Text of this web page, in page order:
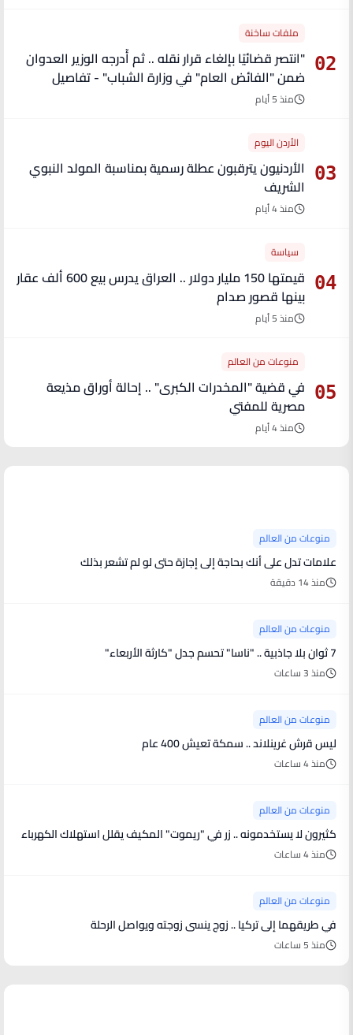
02
ملفات ساخنة
"انتصر قضائيًا بإلغاء قرار نقله .. ثم أُدرجه الوزير العدوان
ضمن "الفائض العام" في وزارة الشباب" - تفاصيل
منذ 5 أيام
03
الأردن اليوم
الأردنيون يترقبون عطلة رسمية بمناسبة المولد النبوي
الشريف
منذ 4 أيام
04
سياسة
قيمتها 150 مليار دولار .. العراق يدرس بيع 600 ألف عقار
بينها قصور صدام
منذ 5 أيام
05
منوعات من العالم
في قضية "المخدرات الكبرى" .. إحالة أوراق مذيعة
مصرية للمفتي
منذ 4 أيام
منوعات من العالم
علامات تدل على أنك بحاجة إلى إجازة حتى لو لم تشعر بذلك
منذ 14 دقيقة
منوعات من العالم
7 ثوان بلا جاذبية .. "ناسا" تحسم جدل "كارثة الأربعاء"
منذ 3 ساعات
منوعات من العالم
ليس قرش غرينلاند .. سمكة تعيش 400 عام
منذ 4 ساعات
منوعات من العالم
كثيرون لا يستخدمونه .. زر في "ريموت" المكيف يقلل استهلاك الكهرباء
منذ 4 ساعات
منوعات من العالم
في طريقهما إلى تركيا .. زوج ينسى زوجته ويواصل الرحلة
منذ 5 ساعات